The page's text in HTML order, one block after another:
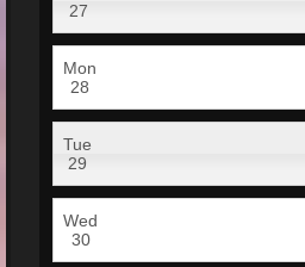
27
Mon
28
Tue
29
Wed
30